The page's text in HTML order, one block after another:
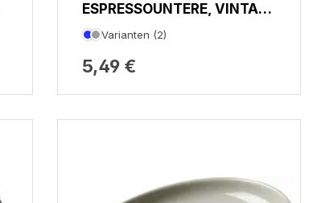
ESPRESSOUNTERE, VINTAGE
NATURE
Varianten (2)
5,49 €